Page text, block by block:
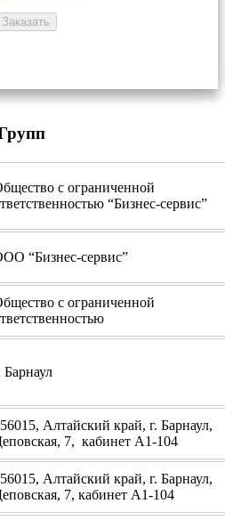
с ограниченной
“Бизнес-сервис”
“Бизнес-сервис”
с ограниченной
Барнаул
Алтайский край, г. Барнаул,
7, кабинет А1-104
Алтайский край, г. Барнаул,
7, кабинет А1-104